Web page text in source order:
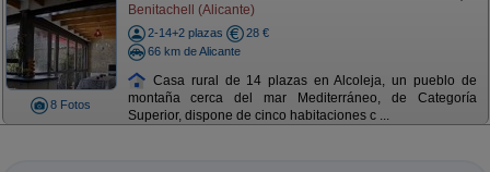
8 Fotos
Benitachell (Alicante)
2-14+2 plazas
28 €
66 km de Alicante
Casa rural de 14 plazas en Alcoleja, un pueblo de
montaña cerca del mar Mediterráneo, de Categoría
Superior, dispone de cinco habitaciones c ...